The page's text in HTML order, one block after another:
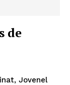
de
Jovenel